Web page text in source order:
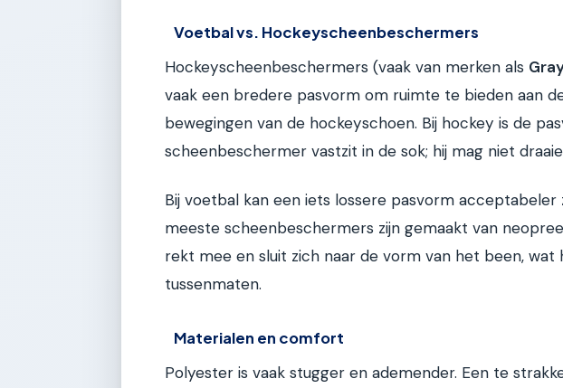
Voetbal vs. Hockeyscheenbeschermers
Hockeyscheenbeschermers (vaak van merken als
vaak een bredere pasvorm om ruimte te bieden aan
bewegingen van de hockeyschoen. Bij hockey is de
scheenbeschermer vastzit in de sok; hij mag niet
Bij voetbal kan een iets lossere pasvorm acceptabeler
meeste scheenbeschermers zijn gemaakt van
rekt mee en sluit zich naar de vorm van het been, wat
tussenmaten.
Materialen en comfort
Polyester is vaak stugger en ademender. Een te